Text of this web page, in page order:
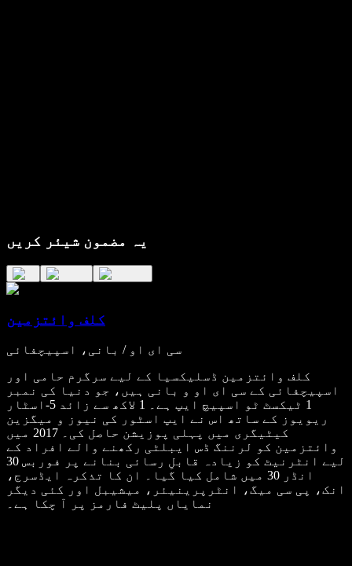
یہ مضمون شیئر کریں
کلف وائتزمین
سی ای او / بانی، اسپیچفائی
کلف وائتزمین ڈسلیکسیا کے لیے سرگرم حامی اور
اسپیچفائی کے سی ای او و بانی ہیں، جو دنیا کی نمبر
1 ٹیکسٹ ٹو اسپیچ ایپ ہے۔ 1 لاکھ سے زائد 5-اسٹار
ریویوز کے ساتھ اس نے ایپ اسٹور کی نیوز و میگزین
کیٹیگری میں پہلی پوزیشن حاصل کی۔ 2017 میں
وائتزمین کو لرننگ ڈس ایبلٹی رکھنے والے افراد کے
لیے انٹرنیٹ کو زیادہ قابلِ رسائی بنانے پر فوربس 30
انڈر 30 میں شامل کیا گیا۔ ان کا تذکرہ ایڈسرج،
انک، پی سی میگ، انٹرپرینیئر، میشیبل اور کئی دیگر
نمایاں پلیٹ فارمز پر آ چکا ہے۔